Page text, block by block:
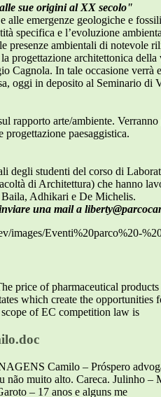
sue origini al XX secolo"
emergenze geologiche e
specifica e l’evoluzione
presenze ambientali di notevole
progettazione architettonica
Cagnola. In tale occasione verrà
oggi in deposito al Seminario di
rapporto arte/ambiente.
paesaggistica.
degli studenti del corso di
di Architettura) che hanno
Adhikari e De Michelis.
una mail a
images/Eventi%20parco%20-
price of pharmaceutical
which create the
of EC competition law is
Camilo – Próspero
muito alto. Careca. Julinho
– 17 anos e alguns me